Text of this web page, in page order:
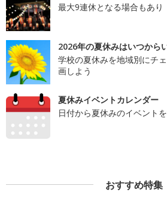
最大9連休となる場合もあり
2026年の夏休みはいつから
学校の夏休みを地域別にチ
画しよう
夏休みイベントカレンダー
日付から夏休みのイベント
おすすめ特集